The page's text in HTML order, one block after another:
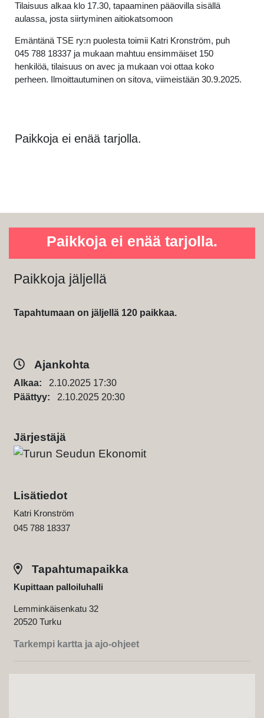
Tilaisuus alkaa klo 17.30, tapaaminen pääovilla sisällä
aulassa, josta siirtyminen aitiokatsomoon
Emäntänä TSE ry:n puolesta toimii Katri Kronström, puh
045 788 18337 ja mukaan mahtuu ensimmäiset 150
henkilöä, tilaisuus on avec ja mukaan voi ottaa koko
perheen. Ilmoittautuminen on sitova, viimeistään 30.9.2025.
Paikkoja ei enää tarjolla.
Paikkoja ei enää tarjolla.
Paikkoja jäljellä
Tapahtumaan on jäljellä 120 paikkaa.
Ajankohta
Alkaa: 2.10.2025 17:30
Päättyy: 2.10.2025 20:30
Järjestäjä
Lisätiedot
Katri Kronström
045 788 18337
Tapahtumapaikka
Kupittaan palloiluhalli
Lemminkäisenkatu 32
20520 Turku
Tarkempi kartta ja ajo-ohjeet